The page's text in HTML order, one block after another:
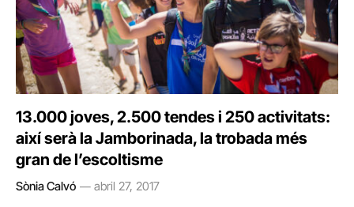
13.000 joves, 2.500 tendes i 250 activitats:
així serà la Jamborinada, la trobada més
gran de l’escoltisme
Sònia Calvó abril 27, 2017